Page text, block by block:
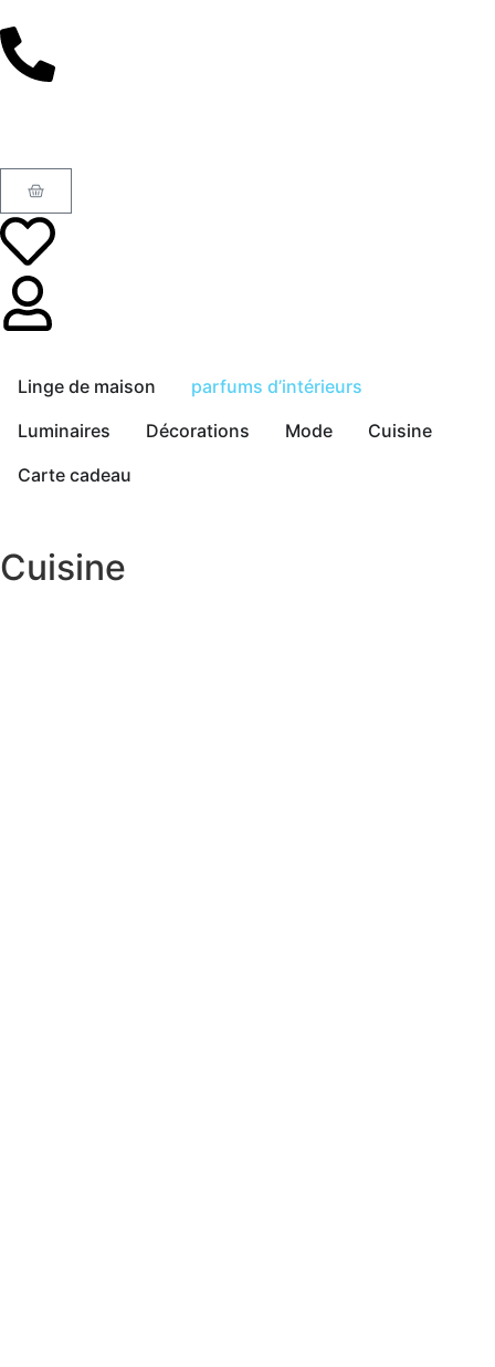
Linge de maison
parfums d’intérieurs
Luminaires
Décorations Mode
Cuisine
Carte cadeau
Cuisine